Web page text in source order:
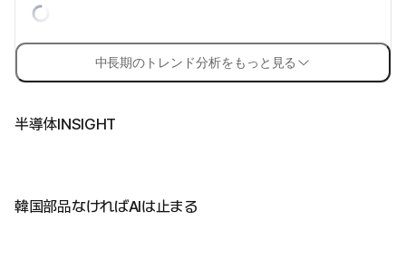
中長期のトレンド分析をもっと見る
半導体INSIGHT
韓国部品なければAIは止まる